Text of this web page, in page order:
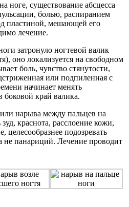
ноге, существование абсцесса
болью, распиранием
пластиной, мешающей его
лечение.
затронуло ногтевой валик
оно локализуется на свободном
боль, чувство стянутости,
или подпиленная с
начинает менять
боковой край валика.
нарыва между пальцев на
краснота, расслоение кожи,
целесообразнее подозревать
панариций. Лечение проводит